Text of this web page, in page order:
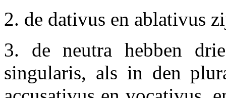
2. de dativus en ablativus
3. de neutra hebben
singularis, als in den